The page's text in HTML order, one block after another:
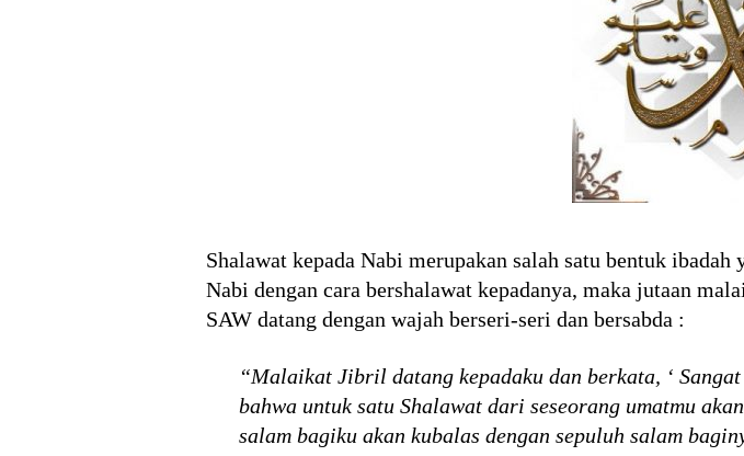
Shalawat kepada Nabi merupakan salah satu bentuk
Nabi dengan cara bershalawat kepadanya, maka jutaan
SAW datang dengan wajah berseri-seri dan bersabda :
“Malaikat Jibril datang kepadaku dan berkata, ‘
bahwa untuk satu Shalawat dari seseorang umatmu
salam bagiku akan kubalas dengan sepuluh salam